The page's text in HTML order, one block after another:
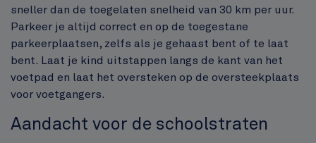
sneller dan de toegelaten snelheid van 30 km per uur.
Parkeer je altijd correct en op de toegestane
parkeerplaatsen, zelfs als je gehaast bent of te laat
bent. Laat je kind uitstappen langs de kant van het
voetpad en laat het oversteken op de oversteekplaats
voor voetgangers.
Aandacht voor de schoolstraten